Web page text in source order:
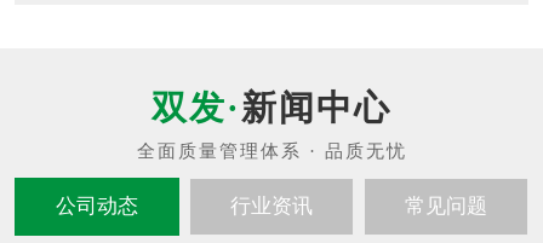
新闻中心
公司动态 行业资讯 常见问题